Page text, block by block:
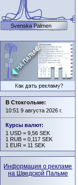
Svenska Palmen
В Стокгольме:
10:51 9 августа 2026 г.
Курсы валют:
1 USD = 9,56 SEK
1 RUB = 0,117 SEK
1 EUR = 11 SEK
Информация о рекламе
на Шведской Пальме